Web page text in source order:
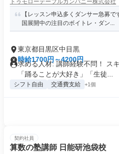
トゥモローテーブルカンパニー株式会社
【レッスン申込多くダンサー急募
国展開中の注目のボイトレ・ダン...
東京都目黒区中目黒
時給1700円～4200円
求める人材: 講師経験不問！ ス
「踊ることが大好き」「生徒...
シフト自由 交通費支給 +1個
契約社員
算数の塾講師 日能研池袋校